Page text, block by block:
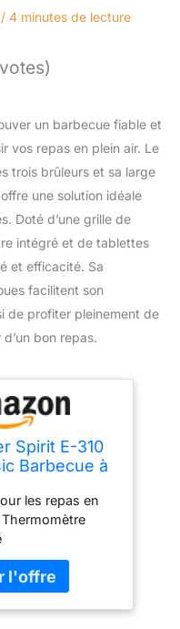
/ 4 minutes de lecture
un barbecue fiable et
vos repas en plein air. Le
trois brûleurs et sa large
une solution idéale
Doté d’une grille de
intégré et de tablettes
et efficacité. Sa
facilitent son
de profiter pleinement de
bon repas.
Spirit E-310
Barbecue à
de Cuisson
Grille de
au Chaud,
Droite
4 Roues
(46410056)
les repas en